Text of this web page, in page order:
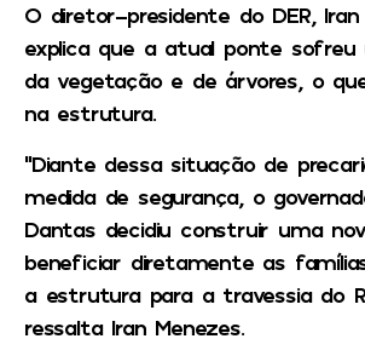
O diretor-presidente do DER, Iran
explica que a atual ponte
da vegetação e de árvores, o
na estrutura.
“Diante dessa situação de
medida de segurança, o
Dantas decidiu construir uma
beneficiar diretamente as
a estrutura para a travessia do
ressalta Iran Menezes.